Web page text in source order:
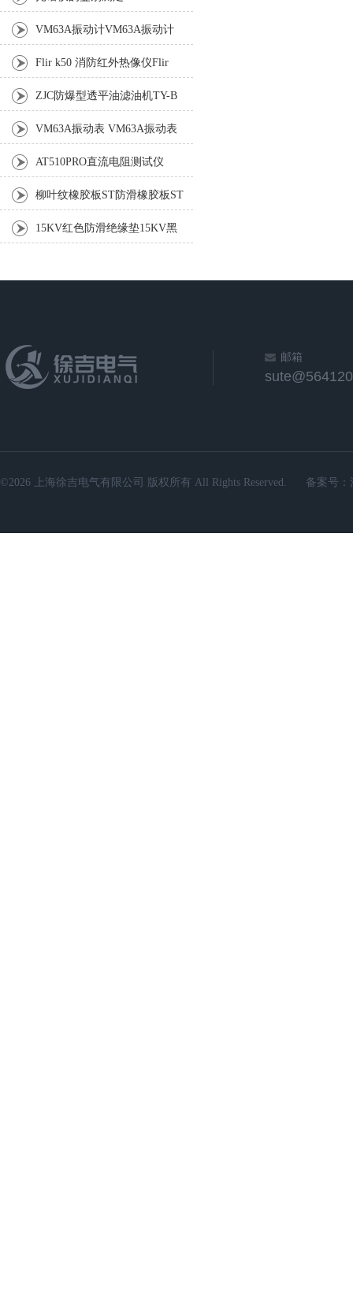
VM63A振动计VM63A振动计
Flir k50 消防红外热像仪Flir
k50 消防红外热像仪
ZJC防爆型透平油滤油机TY-B
防爆真空滤油机
VM63A振动表 VM63A振动表
AT510PRO直流电阻测试仪
柳叶纹橡胶板ST防滑橡胶板ST
红条纹橡胶板ST
15KV红色防滑绝缘垫15KV黑
邮箱
©2026 上海徐吉电气有限公司 版权所有 All Rights Reserved. 备案号：